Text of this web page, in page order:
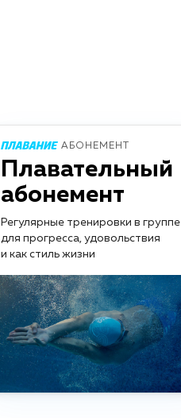
АБОНЕМЕНТ
Плавательный
абонемент
Регулярные тренировки в группе
для прогресса, удовольствия
и как стиль жизни